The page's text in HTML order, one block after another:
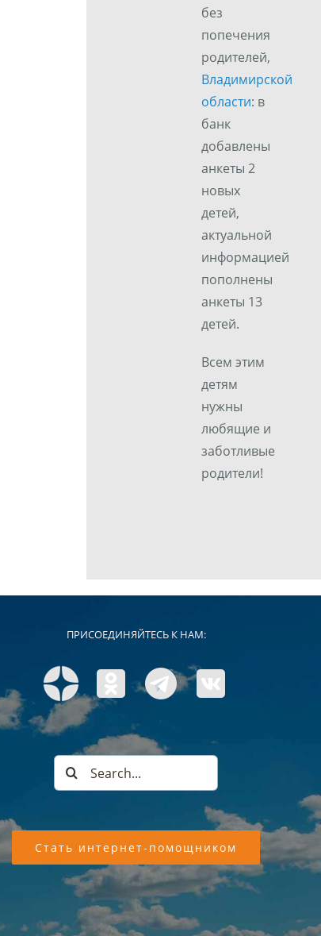
без
попечения
родителей,
Владимирской
области: в
банк
добавлены
анкеты 2
новых
детей,
актуальной
информацией
пополнены
анкеты 13
детей.
Всем этим
детям
нужны
любящие и
заботливые
родители!
ПРИСОЕДИНЯЙТЕСЬ К НАМ:
Search
for:
Стать интернет-помощником